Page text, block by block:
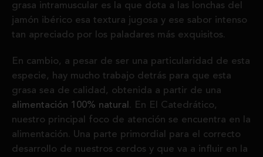
grasa intramuscular es la que dota a las lonchas del
jamón ibérico esa textura jugosa y ese sabor intenso
tan apreciado por los paladares más exquisitos.
En cambio, a pesar de ser una particularidad de esta
especie, hay mucho trabajo detrás para que esta
grasa sea de calidad, obtenida a partir de una
alimentación 100% natural . En El Catedrático,
nuestro principal foco de atención se encuentra en la
alimentación. Una parte primordial para el correcto
desarrollo de nuestros cerdos y que va a influir en la